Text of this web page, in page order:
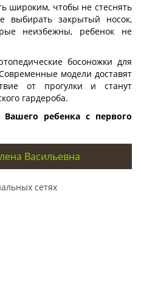
широким, чтобы не стеснять
закрытый носок,
неизбежны, ребенок не
босоножки для
модели доставят
от прогулки и станут
гардероба.
Вашего ребенка с первого
Васильевна
сетях